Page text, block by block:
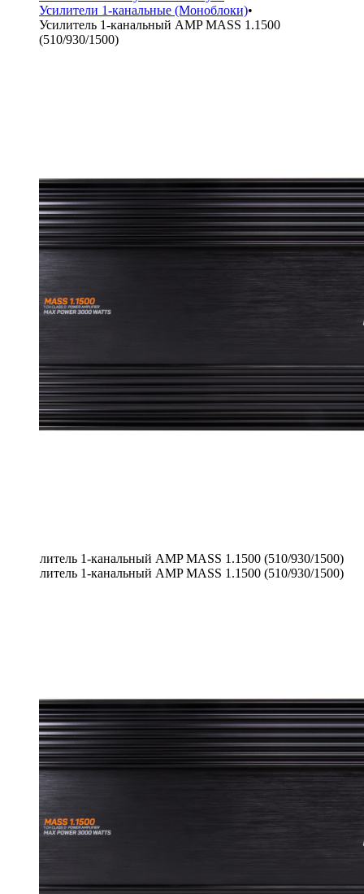
Усилители 1-канальные (Моноблоки)•
Усилитель 1-канальный AMP MASS 1.1500
(510/930/1500)